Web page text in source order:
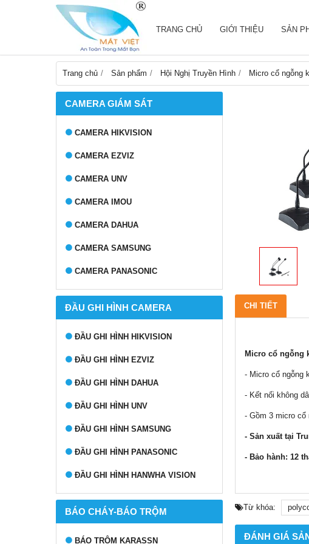
TRANG CHỦ GIỚI THIỆU SẢN
Trang chủ Sản phẩm Hội Nghị Truyền Hình Micro cổ ngỗng
CAMERA GIÁM SÁT
CAMERA HIKVISION
CAMERA EZVIZ
CAMERA UNV
CAMERA IMOU
CAMERA DAHUA
CAMERA SAMSUNG
CAMERA PANASONIC
ĐẦU GHI HÌNH CAMERA
ĐẦU GHI HÌNH HIKVISION
ĐẦU GHI HÌNH EZVIZ
ĐẦU GHI HÌNH DAHUA
ĐẦU GHI HÌNH UNV
ĐẦU GHI HÌNH SAMSUNG
ĐẦU GHI HÌNH PANASONIC
ĐẦU GHI HÌNH HANWHA VISION
BÁO CHÁY-BÁO TRỘM
BÁO TRỘM KARASSN
CHI TIẾT
Micro cổ ngỗng
- Micro cổ ngỗng
- Kết nối không
- Gồm 3 micro
- Sản xuất tại
- Bảo hành: 12
Từ khóa:
ĐÁNH GIÁ